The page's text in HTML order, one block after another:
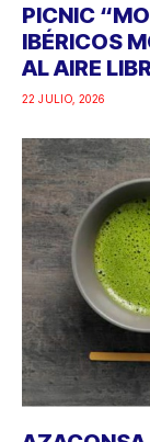
PICNIC
IBÉRICOS
AL AIRE
22 JULIO, 2026